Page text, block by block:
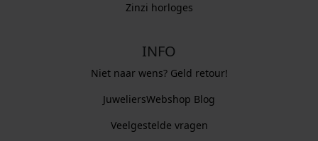
Zinzi horloges
INFO
Niet naar wens? Geld retour!
JuweliersWebshop Blog
Veelgestelde vragen